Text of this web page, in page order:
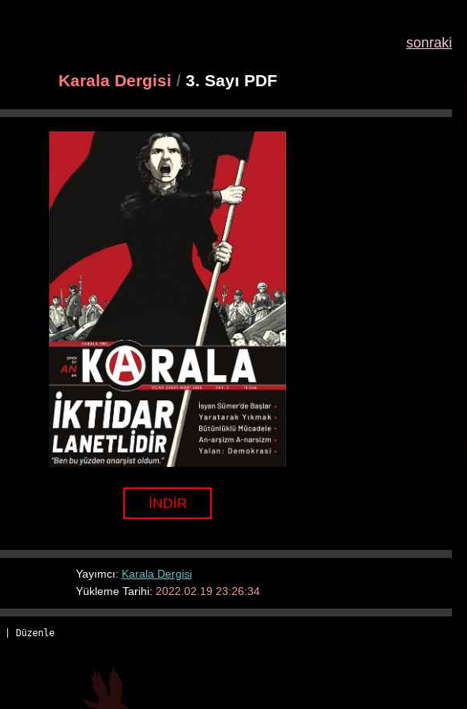
sonraki
Karala Dergisi /3. Sayı PDF
İNDİR
Yayımcı: Karala Dergisi
Yükleme Tarihi: 2022.02.19 23:26:34
Düzenle